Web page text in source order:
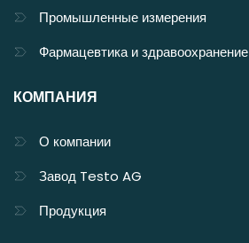
Промышленные измерения
Фармацевтика и здравоохранение
КОМПАНИЯ
О компании
Завод Testo AG
Продукция